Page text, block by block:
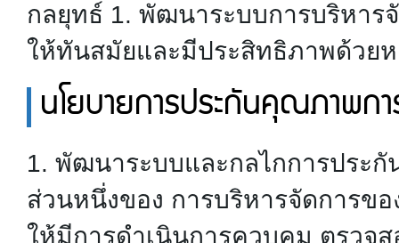
กลยุทธ์ 1. พัฒนาระบบการบริหาร
ให้ทันสมัยและมีประสิทธิภาพด้วย
นโยบายการประกันคุณภาพก
1. พัฒนาระบบและกลไกการประ
ส่วนหนึ่งของ การบริหารจัดการข
ให้มีการดำเนินการควบคุม ตรวจ